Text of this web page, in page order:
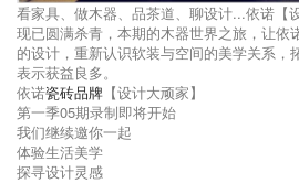
看家具、做木器、品茶道、聊设计...依诺【
现已圆满杀青，本期的木器世界之旅，让依
的设计，重新认识软装与空间的美学关系，
表示获益良多。
依诺瓷砖品牌 【设计大顽家】
第一季05期录制即将开始
我们继续邀你一起
体验生活美学
探寻设计灵感